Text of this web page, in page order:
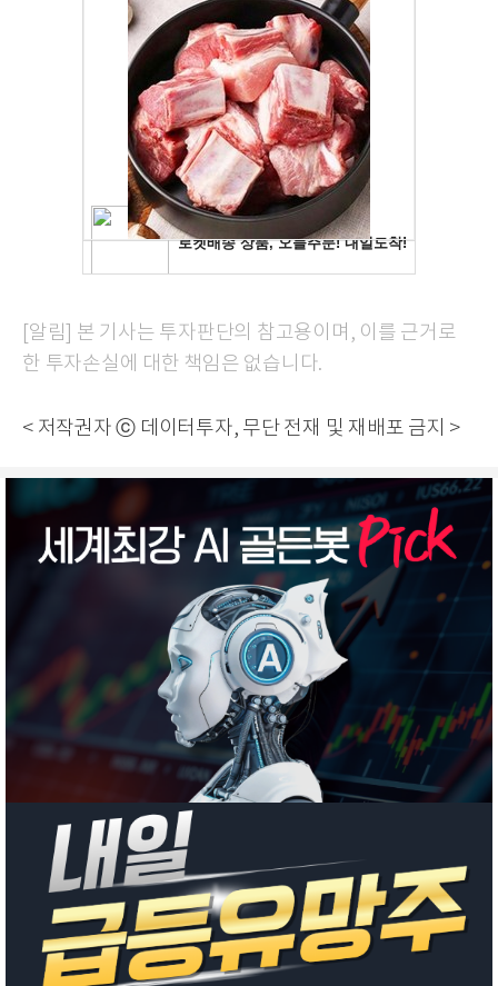
[알림] 본 기사는 투자판단의 참고용이며, 이를 근거로
한 투자손실에 대한 책임은 없습니다.
< 저작권자 ⓒ 데이터투자, 무단 전재 및 재배포 금지 >